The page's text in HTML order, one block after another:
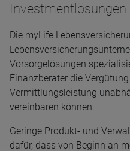
Investmentlösungen
Die myLife
Vorsorgelösungen
Finanzberater die
Vermittlungsleistung
vereinbaren können.
Geringe Produkt- und
dafür, dass von Beginn an